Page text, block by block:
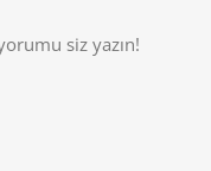
siz yazın!